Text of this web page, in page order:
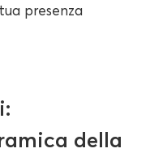
presenza
della